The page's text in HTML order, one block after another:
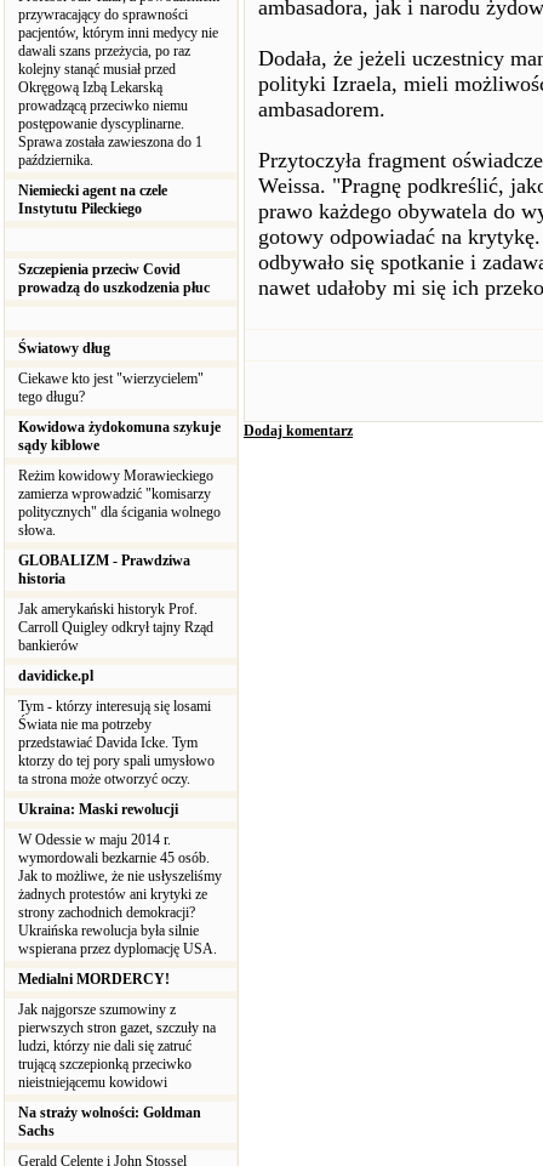
przywracający do sprawności
pacjentów, którym inni medycy nie
dawali szans przeżycia, po raz
kolejny stanąć musiał przed
Okręgową Izbą Lekarską
prowadzącą przeciwko niemu
postępowanie dyscyplinarne.
Sprawa została zawieszona do 1
października.
Niemiecki agent na czele
Instytutu Pileckiego
Szczepienia przeciw Covid
prowadzą do uszkodzenia płuc
Światowy dług
Ciekawe kto jest "wierzycielem"
tego długu?
Kowidowa żydokomuna szykuje
sądy kiblowe
Reżim kowidowy Morawieckiego
zamierza wprowadzić "komisarzy
politycznych" dla ścigania wolnego
słowa.
GLOBALIZM - Prawdziwa
historia
Jak amerykański historyk Prof.
Carroll Quigley odkrył tajny Rząd
bankierów
davidicke.pl
Tym - którzy interesują się losami
Świata nie ma potrzeby
przedstawiać Davida Icke. Tym
ktorzy do tej pory spali umysłowo
ta strona może otworzyć oczy.
Ukraina: Maski rewolucji
W Odessie w maju 2014 r.
wymordowali bezkarnie 45 osób.
Jak to możliwe, że nie usłyszeliśmy
żadnych protestów ani krytyki ze
strony zachodnich demokracji?
Ukraińska rewolucja była silnie
wspierana przez dyplomację USA.
Medialni MORDERCY!
Jak najgorsze szumowiny z
pierwszych stron gazet, szczuły na
ludzi, którzy nie dali się zatruć
trującą szczepionką przeciwko
nieistniejącemu kowidowi
Na straży wolności: Goldman
Sachs
Gerald Celente i John Stossel
ambasadora, jak i narodu
Dodała, że jeżeli uczestnicy
polityki Izraela, mieli
ambasadorem.
Przytoczyła fragment
Weissa. "Pragnę podkreślić,
prawo każdego obywatela do
gotowy odpowiadać na
odbywało się spotkanie i
nawet udałoby mi się ich
Dodaj komentarz